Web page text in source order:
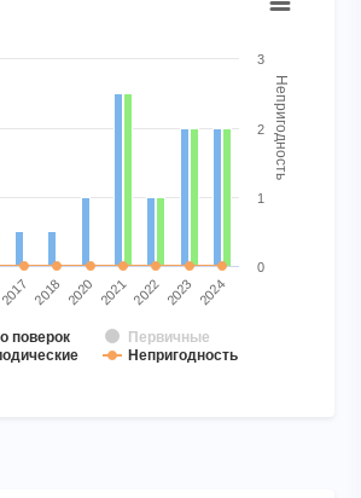
Chart
axis displaying categories.
axes displaying Количество поверок and
Непригодность
поверок
Первичные
Непригодность
2017 2018 2020 2021 2022 2023 2024
0
1
2
3